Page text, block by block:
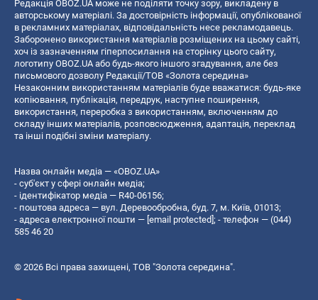
Редакція OBOZ.UA може не поділяти точку зору, викладену в
авторському матеріалі. За достовірність інформації, опублікованої
в рекламних матеріалах, відповідальність несе рекламодавець.
Заборонено використання матеріалів розміщених на цьому сайті,
хоч із зазначенням гіперпосилання на сторінку цього сайту,
логотипу OBOZ.UA або будь-якого іншого згадування, але без
письмового дозволу Редакції/ТОВ «Золота середина»
Незаконним використанням матеріалів буде вважатися: будь-яке
копiювання, публiкацiя, передрук, наступне поширення,
використання, переробка з використанням, включенням до
складу інших матеріалів, розповсюдження, адаптація, переклад
та інші подібні зміни матеріалу.
Назва онлайн медіа — «OBOZ.UA»
- суб'єкт у сфері онлайн медіа;
- ідентифікатор медіа — R40-06156;
- поштова адреса — вул. Деревообробна, буд. 7, м. Київ, 01013;
- адреса електронної пошти — [email protected] ; - телефон — (044)
585 46 20
© 2026 Всі права захищені, ТОВ "Золота середина".